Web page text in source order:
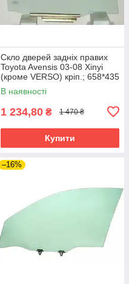
Скло дверей задніх правих
Toyota Avensis 03-08 Xinyi
(кроме VERSO) кріп.; 658*435
В наявності
1 234,80 ₴ 1 470 ₴
Купити
–16%